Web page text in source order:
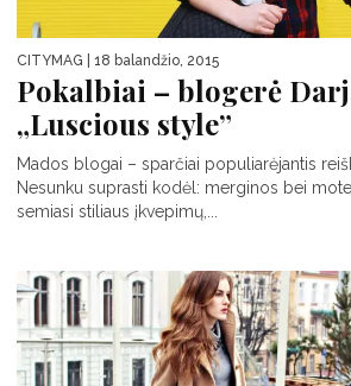
CITYMAG | 18 balandžio, 2015
Pokalbiai – blogerė
„Luscious style”
Mados blogai – sparčiai populiarėjantis
Nesunku suprasti kodėl: merginos bei
semiasi stiliaus įkvepimų,...